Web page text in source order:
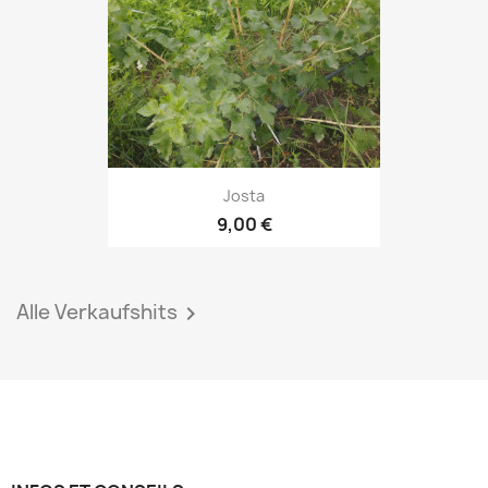
Josta
9,00 €
Alle Verkaufshits 